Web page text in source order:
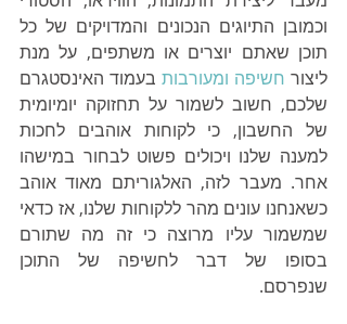
ליצור חשיפה ומעורבות
שנפרסם.